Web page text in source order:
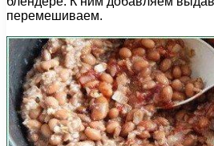
перемешиваем.